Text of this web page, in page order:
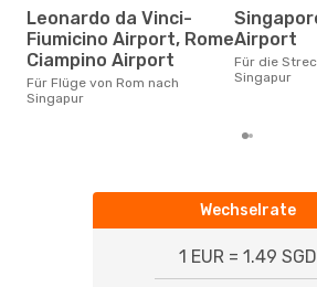
Leonardo da Vinci-
Fiumicino Airport, Rome
Ciampino Airport
Für Flüge von Rom nach
Singapur
Singapore Changi
Airport
Für die Strecke von Rom nach
Singapur
Wechselrate
1 EUR = 1.49 SGD